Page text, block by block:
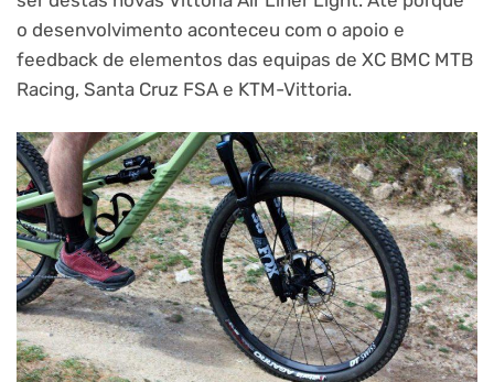
o desenvolvimento aconteceu com o apoio e
feedback de elementos das equipas de XC BMC MTB
Racing, Santa Cruz FSA e KTM-Vittoria.